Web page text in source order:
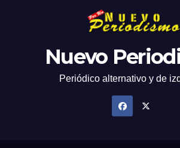
Nuevo
Periódico alternativo y de